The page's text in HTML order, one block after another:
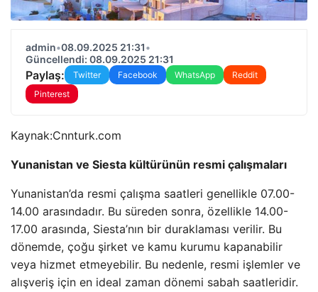
admin•08.09.2025 21:31•
Güncellendi: 08.09.2025 21:31
Paylaş: Twitter Facebook WhatsApp
Reddit
Pinterest
Kaynak:Cnnturk.com
Yunanistan ve Siesta kültürünün resmi çalışmaları
Yunanistan’da resmi çalışma saatleri genellikle 07.00-
14.00 arasındadır. Bu süreden sonra, özellikle 14.00-
17.00 arasında, Siesta’nın bir duraklaması verilir. Bu
dönemde, çoğu şirket ve kamu kurumu kapanabilir
veya hizmet etmeyebilir. Bu nedenle, resmi işlemler ve
alışveriş için en ideal zaman dönemi sabah saatleridir.